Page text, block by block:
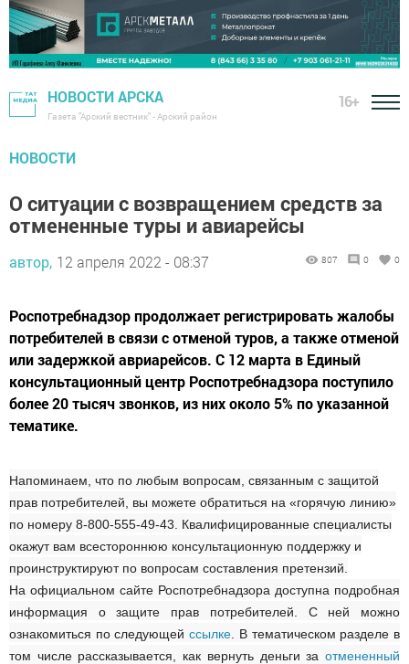
НОВОСТИ АРСКА
Газета "Арский вестник" - Арский район
16+
НОВОСТИ
О ситуации с возвращением средств за
отмененные туры и авиарейсы
автор, 12 апреля 2022 - 08:37 807 0 0
Роспотребнадзор продолжает регистрировать жалобы
потребителей в связи с отменой туров, а также отменой
или задержкой авриарейсов. С 12 марта в Единый
консультационный центр Роспотребнадзора поступило
более 20 тысяч звонков, из них около 5% по указанной
тематике.
Напоминаем, что по любым вопросам, связанным с защитой
прав потребителей, вы можете обратиться на «горячую линию»
по номеру 8-800-555-49-43. Квалифицированные специалисты
окажут вам всестороннюю консультационную поддержку и
проинструктируют по вопросам составления претензий.
На официальном сайте Роспотребнадзора доступна подробная
информация о защите прав потребителей. С ней можно
ознакомиться по следующейссылке . В тематическом разделе в
том числе рассказывается, как вернуть деньги за отмененный